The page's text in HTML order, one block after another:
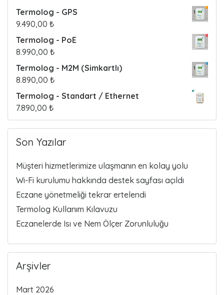
Termolog - GPS
9.490,00 ₺
Termolog - PoE
8.990,00 ₺
Termolog - M2M (Simkartlı)
8.890,00 ₺
Termolog - Standart / Ethernet
7.890,00 ₺
Son Yazılar
Müşteri hizmetlerimize ulaşmanın en kolay yolu
Wi-Fi kurulumu hakkında destek sayfası açıldı
Eczane yönetmeliği tekrar ertelendi
Termolog Kullanım Kılavuzu
Eczanelerde Isı ve Nem Ölçer Zorunluluğu
Arşivler
Mart 2026